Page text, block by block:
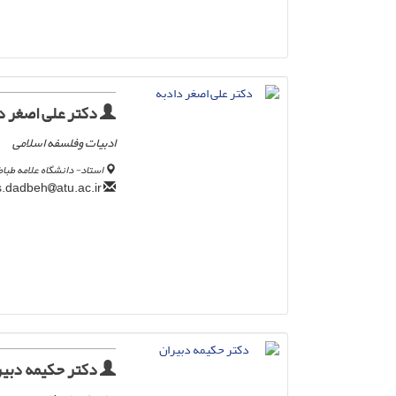
دکتر علی اصغر
ادبیات وفلسفه اسلامی
استاد- دانشگاه علامه
atu.ac.ir
دکتر حکیمه